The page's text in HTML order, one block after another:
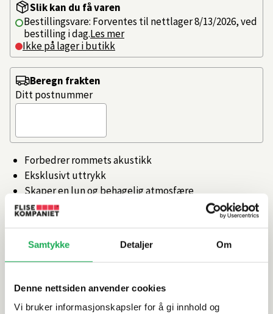
Samtykke Detaljer Om
Denne nettsiden anvender cookies
Vi bruker informasjonskapsler for å gi innhold og
Slik kan du få varen
Bestillingsvare: Forventes til nettlager 8/13/2026, ved
bestilling i dag.Les mer
Ikke på lager i butikk
Forbedrer rommets akustikk
Eksklusivt uttrykk
Skaper en lun og behagelig atmosfære
Passer både vegg og tak
Moderne design med synlige lameller
Artikkelnr.101792250
Beregn frakten
Ditt postnummer
Produktinformasjon